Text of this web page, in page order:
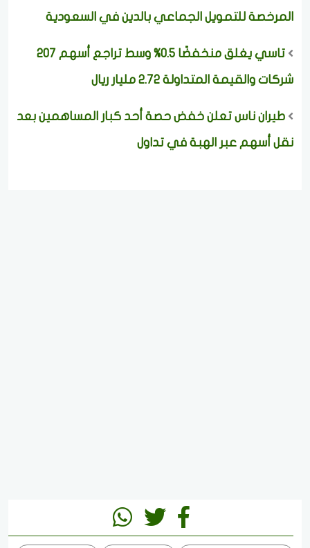
المرخصة للتمويل الجماعي بالدين في السعودية
تاسي يغلق منخفضًا 0.5% وسط تراجع أسهم 207
شركات والقيمة المتداولة 2.72 مليار ريال
طيران ناس تعلن خفض حصة أحد كبار المساهمين بعد
نقل أسهم عبر الهبة في تداول